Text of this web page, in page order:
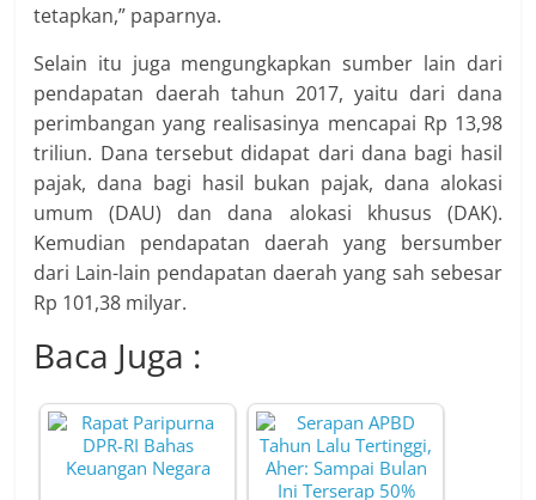
tetapkan,” paparnya.
Selain itu juga mengungkapkan sumber lain dari
pendapatan daerah tahun 2017, yaitu dari dana
perimbangan yang realisasinya mencapai Rp 13,98
triliun. Dana tersebut didapat dari dana bagi hasil
pajak, dana bagi hasil bukan pajak, dana alokasi
umum (DAU) dan dana alokasi khusus (DAK).
Kemudian pendapatan daerah yang bersumber
dari Lain-lain pendapatan daerah yang sah sebesar
Rp 101,38 milyar.
Baca Juga :